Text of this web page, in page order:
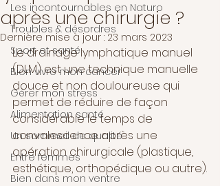
Les incontournables en Naturo
Troubles & désordres
Sport et santé
Bien vivre mon cancer
Gérer mon stress
Alimentation santé
Un sommeil de qualité
Entre femmes
Bien dans mon ventre
après une chirurgie ?
Dernière mise à jour : 23 mars 2023
Le drainage lymphatique manuel
(DLM) est une technique manuelle
douce et non douloureuse qui
permet de réduire de façon
considérable le temps de
convalescence après une
opération chirurgicale (plastique,
esthétique, orthopédique ou autre).